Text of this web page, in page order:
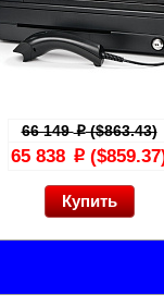
66 149p($863.43)
65 838 p